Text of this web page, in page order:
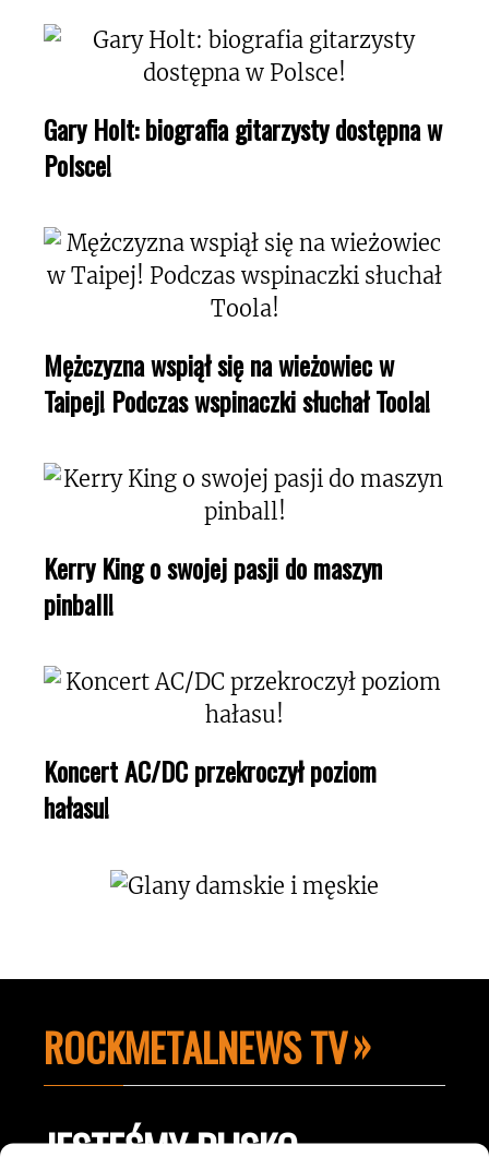
Gary Holt: biografia gitarzysty dostępna w
Polsce!
Mężczyzna wspiął się na wieżowiec w
Taipej! Podczas wspinaczki słuchał Toola!
Kerry King o swojej pasji do maszyn
pinball!
Koncert AC/DC przekroczył poziom
hałasu!
ROCKMETALNEWS TV